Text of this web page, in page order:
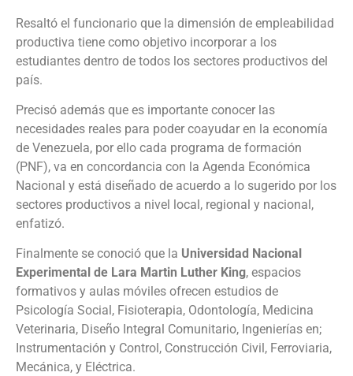
Resaltó el funcionario que la dimensión de empleabilidad
productiva tiene como objetivo incorporar a los
estudiantes dentro de todos los sectores productivos del
país.
Precisó además que es importante conocer las
necesidades reales para poder coayudar en la economía
de Venezuela, por ello cada programa de formación
(PNF), va en concordancia con la Agenda Económica
Nacional y está diseñado de acuerdo a lo sugerido por los
sectores productivos a nivel local, regional y nacional,
enfatizó.
Finalmente se conoció que la Universidad Nacional
Experimental de Lara Martin Luther King, espacios
formativos y aulas móviles ofrecen estudios de
Psicología Social, Fisioterapia, Odontología, Medicina
Veterinaria, Diseño Integral Comunitario, Ingenierías en;
Instrumentación y Control, Construcción Civil, Ferroviaria,
Mecánica, y Eléctrica.